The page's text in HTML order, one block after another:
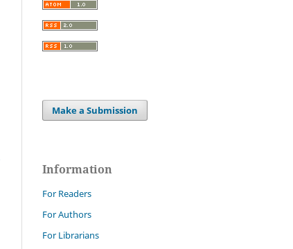
Make a Submission
Information
For Readers
For Authors
For Librarians